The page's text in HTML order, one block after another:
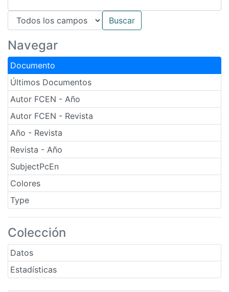
Navegar
Documento
Últimos Documentos
Autor FCEN - Año
Autor FCEN - Revista
Año - Revista
Revista - Año
SubjectPcEn
Colores
Type
Colección
Datos
Estadísticas